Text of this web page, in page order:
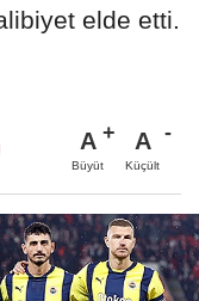
elde etti.
A
Büyüt
A
Küçült